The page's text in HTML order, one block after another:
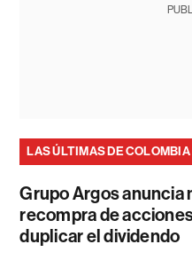
LAS ÚLTIMAS DE COLOMBIA
Grupo Argos anuncia
recompra de
duplicar el dividendo